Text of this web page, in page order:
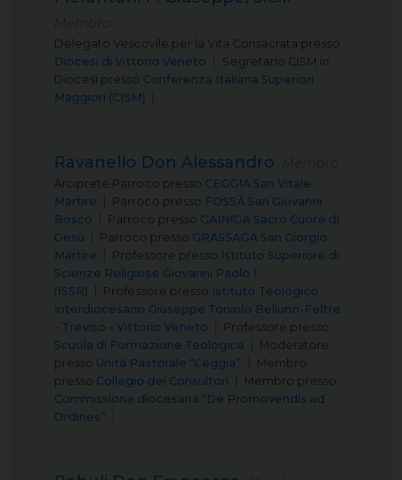
Delegato Vescovile per la Vita Consacrata presso
Diocesi di Vittorio Veneto
Segretario CISM in
Diocesi presso Conferenza Italiana Superiori
Maggiori (CISM)
Ravanello Don Alessandro
Arciprete Parroco presso CEGGIA San Vitale
Martire
Parroco presso FOSSÀ San Giovanni
Bosco
Parroco presso GAINIGA Sacro Cuore di
Gesù
Parroco presso GRASSAGA San Giorgio
Martire
Professore presso Istituto Superiore di
Scienze Religiose Giovanni Paolo I
(ISSR)
Professore presso Istituto Teologico
Interdiocesano Giuseppe Toniolo Belluno-Feltre
– Treviso – Vittorio Veneto
Professore presso
Scuola di Formazione Teologica
Moderatore
presso Unità Pastorale “Ceggia”
Membro
presso Collegio dei Consultori Membro presso
Commissione diocesana “De Promovendis ad
Ordines”